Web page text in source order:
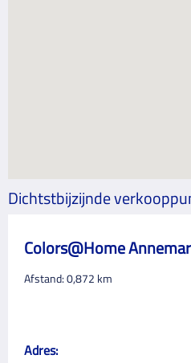
Dichtstbijzijnde
Colors@Home
Afstand:0,872 km
Adres: